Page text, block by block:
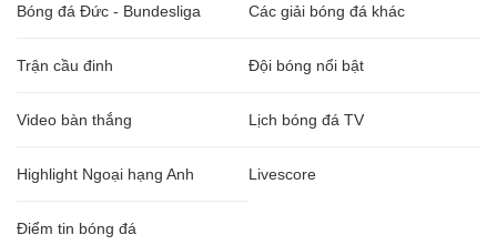
Bóng đá Đức - Bundesliga Các giải bóng đá khác
Trận cầu đinh Đội bóng nổi bật
Video bàn thắng Lịch bóng đá TV
Highlight Ngoại hạng Anh Livescore
Điểm tin bóng đá